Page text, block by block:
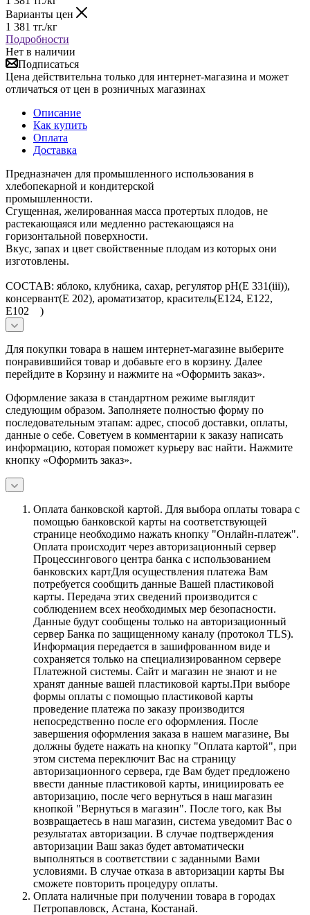
Варианты цен
1 381 тг./кг
Подробности
Нет в наличии
Подписаться
Цена действительна только для интернет-магазина и может
отличаться от цен в розничных магазинах
Описание
Как купить
Оплата
Доставка
Предназначен для промышленного использования в
хлебопекарной и кондитерской
промышленности.
Сгущенная, желированная масса протертых плодов, не
растекающаяся или медленно растекающаяся на
горизонтальной поверхности.
Вкус, запах и цвет свойственные плодам из которых они
изготовлены.
СОСТАВ: яблоко, клубника, сахар, регулятор рН(Е 331(iii)),
консервант(Е 202), ароматизатор, краситель(Е124, Е122,
Е102 )
Для покупки товара в нашем интернет-магазине выберите
понравившийся товар и добавьте его в корзину. Далее
перейдите в Корзину и нажмите на «Оформить заказ».
Оформление заказа в стандартном режиме выглядит
следующим образом. Заполняете полностью форму по
последовательным этапам: адрес, способ доставки, оплаты,
данные о себе. Советуем в комментарии к заказу написать
информацию, которая поможет курьеру вас найти. Нажмите
кнопку «Оформить заказ».
Оплата банковской картой. Для выбора оплаты товара с
помощью банковской карты на соответствующей
странице необходимо нажать кнопку "Онлайн-платеж".
Оплата происходит через авторизационный сервер
Процессингового центра банка с использованием
банковских картДля осуществления платежа Вам
потребуется сообщить данные Вашей пластиковой
карты. Передача этих сведений производится с
соблюдением всех необходимых мер безопасности.
Данные будут сообщены только на авторизационный
сервер Банка по защищенному каналу (протокол TLS).
Информация передается в зашифрованном виде и
сохраняется только на специализированном сервере
Платежной системы. Сайт и магазин не знают и не
хранят данные вашей пластиковой карты.При выборе
формы оплаты с помощью пластиковой карты
проведение платежа по заказу производится
непосредственно после его оформления. После
завершения оформления заказа в нашем магазине, Вы
должны будете нажать на кнопку "Оплата картой", при
этом система переключит Вас на страницу
авторизационного сервера, где Вам будет предложено
ввести данные пластиковой карты, инициировать ее
авторизацию, после чего вернуться в наш магазин
кнопкой "Вернуться в магазин". После того, как Вы
возвращаетесь в наш магазин, система уведомит Вас о
результатах авторизации. В случае подтверждения
авторизации Ваш заказ будет автоматически
выполняться в соответствии с заданными Вами
условиями. В случае отказа в авторизации карты Вы
сможете повторить процедуру оплаты.
Оплата наличные при получении товара в городах
Петропавловск, Астана, Костанай.